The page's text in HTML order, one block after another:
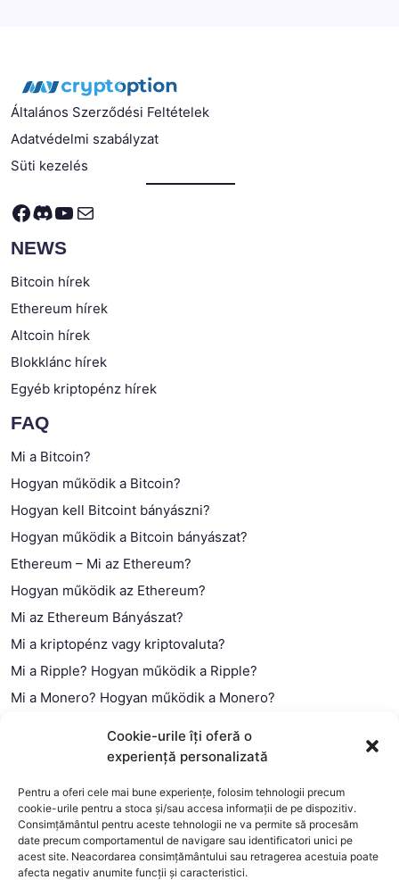
Cookie-urile îți oferă o
experiență personalizată
Pentru a oferi cele mai bune experiențe, folosim tehnologii precum
cookie-urile pentru a stoca și/sau accesa informații de pe dispozitiv.
Consimțământul pentru aceste tehnologii ne va permite să procesăm
date precum comportamentul de navigare sau identificatori unici pe
acest site. Neacordarea consimțământului sau retragerea acestuia poate
afecta negativ anumite funcții și caracteristici.
Általános Szerződési Feltételek
Adatvédelmi szabályzat
Süti kezelés
Facebook
Discord
YouTube
Mail
NEWS
Bitcoin hírek
Ethereum hírek
Altcoin hírek
Blokklánc hírek
Egyéb kriptopénz hírek
FAQ
Mi a Bitcoin?
Hogyan működik a Bitcoin?
Hogyan kell Bitcoint bányászni?
Hogyan működik a Bitcoin bányászat?
Ethereum – Mi az Ethereum?
Hogyan működik az Ethereum?
Mi az Ethereum Bányászat?
Mi a kriptopénz vagy kriptovaluta?
Mi a Ripple? Hogyan működik a Ripple?
Mi a Monero? Hogyan működik a Monero?
Mi a blokklánc (technológia)?